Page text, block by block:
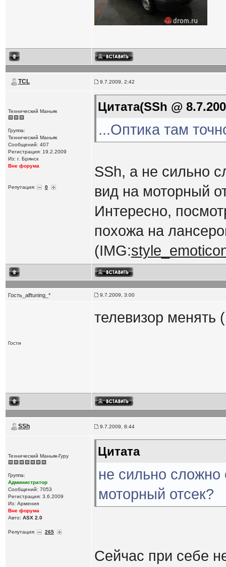
TCL 9.7.2009, 2:42
Технический Маньяк
Группа:
Технический Маньяк
Сообщений: 407
Регистрация: 19.2.2009
Из: г. Брянск
Вне форума
Репутация: 0
Цитата(SSh @
...Оптика там
SSh, а не сильно
вид на моторный
Интересно,
похожа на
(IMG:
Гость_alftuning_* 9.7.2009, 3:00
Гости
телевизор менять
SSh 9.7.2009, 8:44
Технический Маньяк-Гуру
Группа:
Администратор
Сообщений: 7053
Регистрация: 3.6.2009
Из: Армения
Вне форума
Авто: ASX 2.0
Репутация: 265
Цитата
не сильно сложно
моторный отсек?
Сейчас при себе